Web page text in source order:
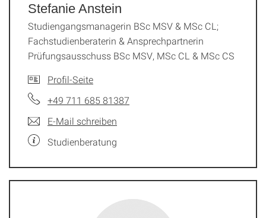
Stefanie Anstein
Studiengangsmanagerin BSc MSV & MSc CL;
Fachstudienberaterin & Ansprechpartnerin
Prüfungsausschuss BSc MSV, MSc CL & MSc CS
Profil-Seite
+49 711 685 81387
E-Mail schreiben
Studienberatung